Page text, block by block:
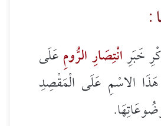
:
خَبَرِانْتِصَارِ الرُّومِعَلَى
الاسْمِ عَلَى الْمَقْصِدِ